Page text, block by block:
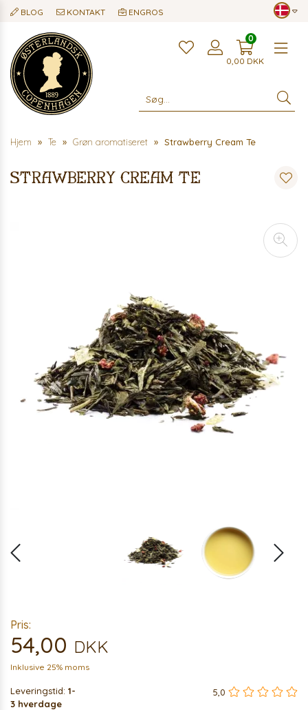
BLOG KONTAKT ENGROS
0,00 DKK
0
Hjem Te Grøn aromatiseret Strawberry Cream Te
Strawberry Cream Te
Pris:
54,00 DKK
Inklusive 25% moms
Leveringstid: 1-
3 hverdage
5,0